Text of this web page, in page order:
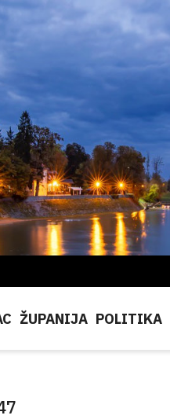
ŽUPANIJA POLITIKA